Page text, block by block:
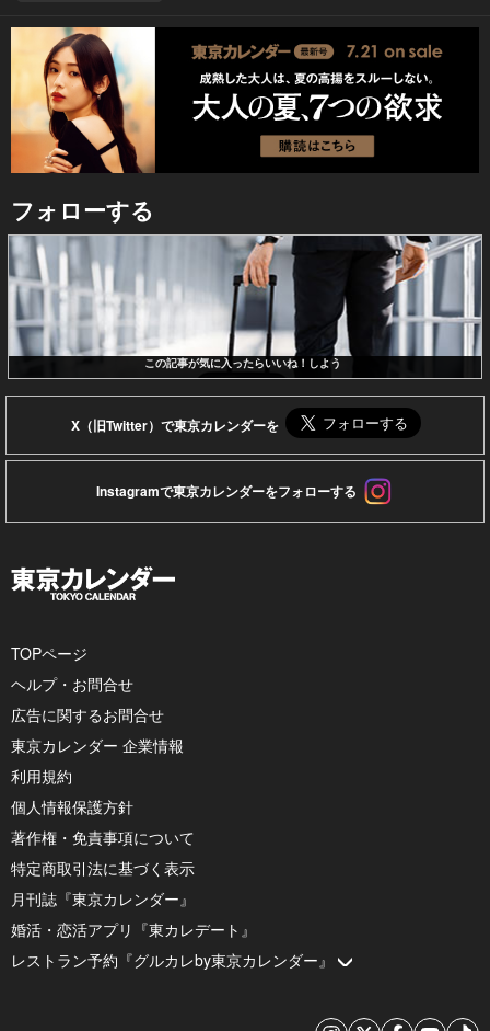
フォローする
この記事が気に入ったらいいね！しよう
X（旧Twitter）で東京カレンダーを
Instagramで東京カレンダーをフォローする
TOPページ
ヘルプ・お問合せ
広告に関するお問合せ
東京カレンダー 企業情報
利用規約
個人情報保護方針
著作権・免責事項について
特定商取引法に基づく表示
月刊誌『東京カレンダー』
婚活・恋活アプリ『東カレデート』
レストラン予約『グルカレby東京カレンダー』